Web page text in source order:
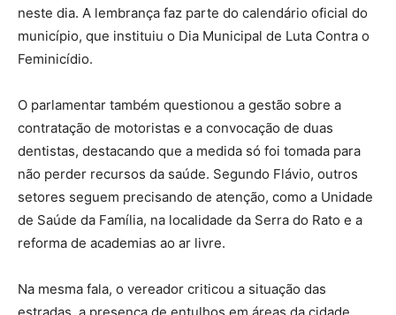
neste dia. A lembrança faz parte do calendário oficial do
município, que instituiu o Dia Municipal de Luta Contra o
Feminicídio.
O parlamentar também questionou a gestão sobre a
contratação de motoristas e a convocação de duas
dentistas, destacando que a medida só foi tomada para
não perder recursos da saúde. Segundo Flávio, outros
setores seguem precisando de atenção, como a Unidade
de Saúde da Família, na localidade da Serra do Rato e a
reforma de academias ao ar livre.
Na mesma fala, o vereador criticou a situação das